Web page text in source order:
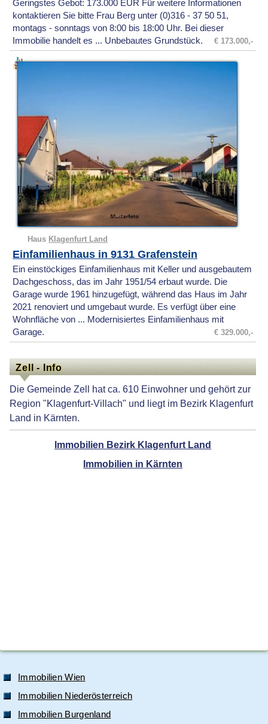
Geringstes Gebot: 173.000 EUR Für weitere Informationen
kontaktieren Sie bitte Frau Berg unter (0)316 - 37 50 51,
montags - sonntags von 8:00 bis 18:00 Uhr. Bei dieser
Immobilie handelt es ... Unbebautes Grundstück.
€ 173.000,-
Haus Klagenfurt Land
Einfamilienhaus in 9131 Grafenstein
Ein einstöckiges Einfamilienhaus mit Keller und ausgebautem
Dachgeschoss, das im Jahr 1951/54 erbaut wurde. Die
Garage wurde 1961 hinzugefügt, während das Haus im Jahr
2021 renoviert und umgebaut wurde. Es verfügt über eine
Wohnfläche von ... Modernisiertes Einfamilienhaus mit
Garage.
€ 329.000,-
Zell - Info
Die Gemeinde Zell hat ca. 610 Einwohner und gehört zur
Region "Klagenfurt-Villach" und liegt im Bezirk Klagenfurt
Land in Kärnten.
Immobilien Bezirk Klagenfurt Land
Immobilien in Kärnten
Immobilien Wien
Immobilien Niederösterreich
Immobilien Burgenland